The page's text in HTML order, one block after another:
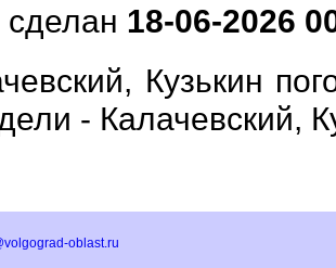
сделан 18-06-2026
Кузькин
- Калачевский,
oblast.ru